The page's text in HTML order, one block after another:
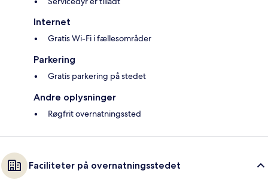
Internet
Gratis Wi-Fi i fællesområder
Parkering
Gratis parkering på stedet
Andre oplysninger
Røgfrit overnatningssted
Faciliteter på overnatningsstedet